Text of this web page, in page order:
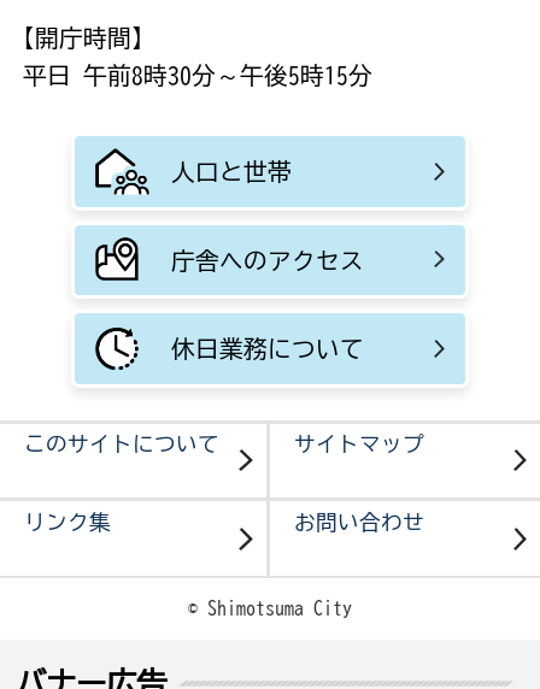
【開庁時間】
平日 午前8時30分～午後5時15分
人口と世帯
庁舎へのアクセス
休日業務について
このサイトについて サイトマップ
リンク集 お問い合わせ
© Shimotsuma City